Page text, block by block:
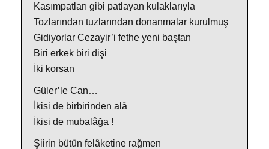
Kasımpatları gibi patlayan kulaklarıyla
Tozlarından tuzlarından donanmalar kurulmuş
Gidiyorlar Cezayir’i fethe yeni baştan
Biri erkek biri dişi
İki korsan
Güler’le Can…
İkisi de birbirinden alâ
İkisi de mubalâğa !
Şiirin bütün felâketine rağmen